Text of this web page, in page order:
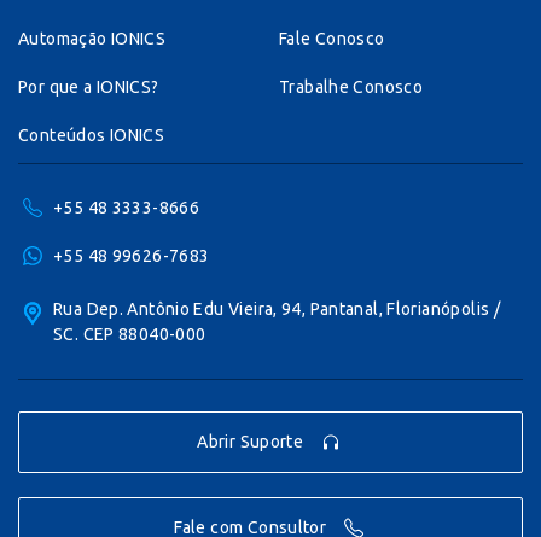
Automação IONICS
Por que a IONICS?
Conteúdos IONICS
Fale Conosco
Trabalhe Conosco
+55 48 3333-8666
+55 48 99626-7683
Rua Dep. Antônio Edu Vieira, 94, Pantanal, Florianópolis /
SC. CEP 88040-000
Abrir Suporte
Fale com Consultor